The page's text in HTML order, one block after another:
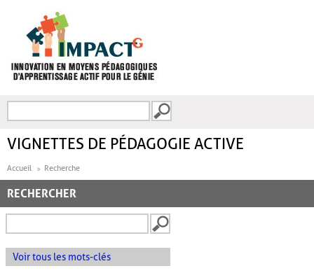
FORMULAIRE DE
VIGNETTES DE PÉDAGOGIE ACTIVE
Accueil Recherche
RECHERCHER
Voir tous les mots-clés